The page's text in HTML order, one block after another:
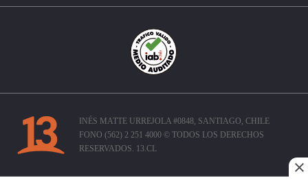
INÉS MATTE URREJOLA #0848, SANTIAGO, CHILE
FONO (562) 2 251 4000 © TODOS LOS DERECHOS
RESERVADOS. 13.CL